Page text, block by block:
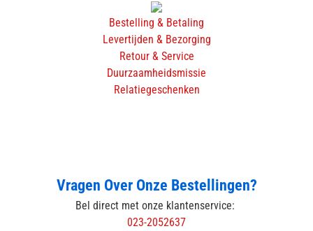
Bestelling & Betaling
Levertijden & Bezorging
Retour & Service
Duurzaamheidsmissie
Relatiegeschenken
Vragen Over Onze Bestellingen?
Bel direct met onze klantenservice:
023-2052637